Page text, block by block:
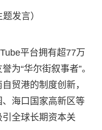
发言）
平台拥有超77万
为“华尔街叙事者”。
贸港的制度创新，
海口国家高新区等
全球长期资本关